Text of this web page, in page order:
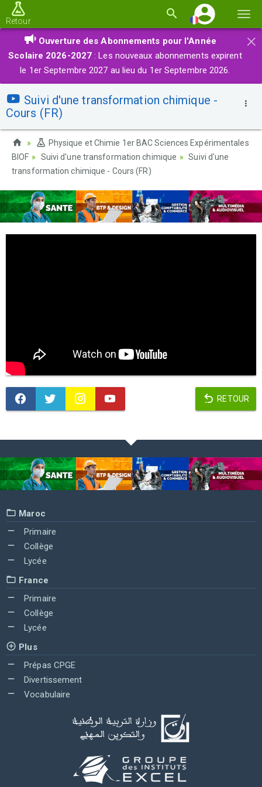
la
Retour
×
Ouverture des Abonnements pour l'Année
Scolaire 2026-2027 : Les nouveaux abonnements expirent
le 1er Septembre 2027 au lieu du 1er Septembre 2026.
Suivi d'une transformation chimique -
Cours (FR)
Physique et Chimie 1er BAC Sciences Expérimentales
BIOF
Suivi d'une transformation chimique
Suivi d'une
transformation chimique - Cours (FR)
RETOUR
Maroc
Primaire
Collège
Lycée
France
Primaire
Collège
Lycée
Plus
Prépas CPGE
Divertissement
Vocabulaire